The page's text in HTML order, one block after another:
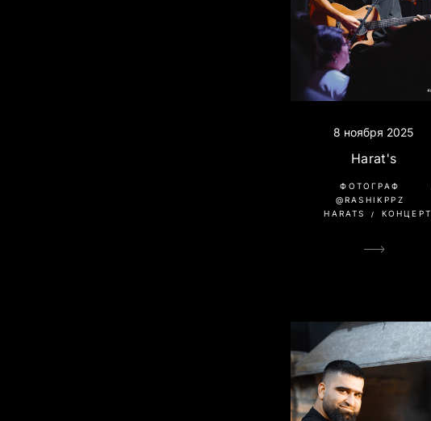
8 ноября 2025
Harat's
ФОТОГРАФ
@RASHIKPPZ
HARATS
КОНЦЕРТ